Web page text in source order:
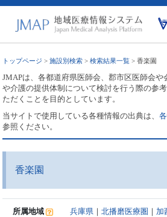
トップページ >施設別検索 >検索結果一覧 > 香楽園
JMAPは、各都道府県医師会、郡市区医師会
や介護の提供体制について検討を行う際の参
ただくことを目的としています。
当サイトで使用している各種情報の出典は、
参照ください。
香楽園
所属地域 兵庫県 ｜北播磨医療圏 ｜ 加